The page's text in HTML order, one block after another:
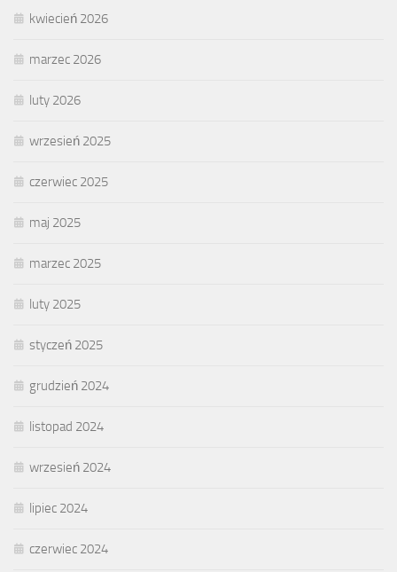
kwiecień 2026
marzec 2026
luty 2026
wrzesień 2025
czerwiec 2025
maj 2025
marzec 2025
luty 2025
styczeń 2025
grudzień 2024
listopad 2024
wrzesień 2024
lipiec 2024
czerwiec 2024